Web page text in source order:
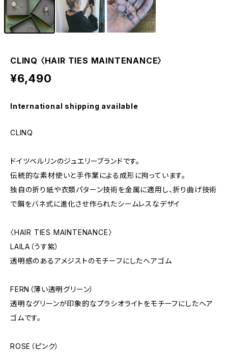
CLINQ 〈HAIR TIES MAINTENANCE〉
¥6,490
International shipping available
CLINQ
ドイツベルリンのジュエリーブランドです。
伝統的な素材使いと手作業による成形に拘っています。
独自の折り紙や衣類パターン技術を金属に適用し、折り曲げ技術
で鋼をバネ式に進化させ作られたシームレスなデザイ
〈HAIR TIES MAINTENANCE〉
LAILA（うす紫）
透明感のあるアメジストのモチーフにしたヘアゴム
FERN（薄い透明グリーン）
透明なグリーンが印象的なプラシオライトをモチーフにしたヘア
ゴムです。
ROSE（ピンク）